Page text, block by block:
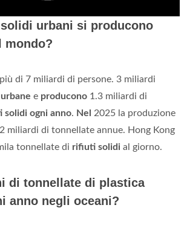
urbani si producono
mondo?
di 7 miliardi di persone. 3 miliardi
urbane e producono 1.3 miliardi di
solidi ogni anno. Nel
2025 la produzione
miliardi di tonnellate annue. Hong Kong
tonnellate di rifiuti solidi al giorno.
di tonnellate di plastica
anno negli oceani?